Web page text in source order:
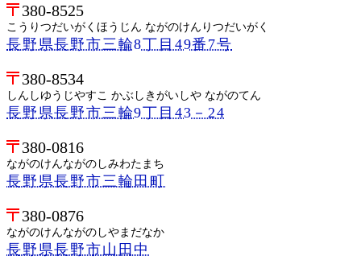
380-8525
こうりつだいがくほうじん ながのけんりつだいがく
長野県長野市三輪8丁目49番7号
380-8534
しんしゆうじやすこ かぶしきがいしや ながのてん
長野県長野市三輪9丁目43－24
380-0816
ながのけんながのしみわたまち
長野県長野市三輪田町
380-0876
ながのけんながのしやまだなか
長野県長野市山田中